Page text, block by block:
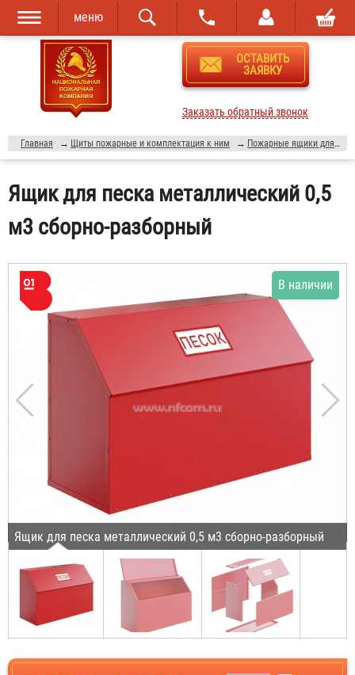
Перейти к
основному
содержанию
Skip to
navigation
меню
ОСТАВИТЬ
ЗАЯВКУ
Заказать обратный звонок
Главная → Щиты пожарные и комплектация к ним → Пожарные ящики для песка
Ящик для песка металлический 0,5
м3 сборно-разборный
Ящик для песка металлический 0,5 м3 сборно-разборный
В наличии